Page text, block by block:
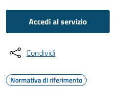
Accedi al servizio
Condividi
Normativa di riferimento